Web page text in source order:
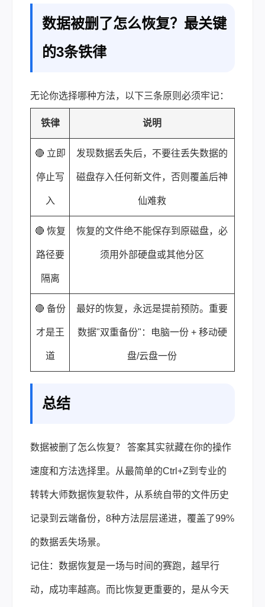
数据被删了怎么恢复？最关键
的3条铁律
无论你选择哪种方法，以下三条原则必须牢记：
铁律 说明
🔴 立即
停止写
入
发现数据丢失后，不要往丢失数据的
磁盘存入任何新文件，否则覆盖后神
仙难救
🔴 恢复
路径要
隔离
恢复的文件绝不能保存到原磁盘，必
须用外部硬盘或其他分区
🔴 备份
才是王
道
最好的恢复，永远是提前预防。重要
数据"双重备份"：电脑一份 + 移动硬
盘/云盘一份
总结
数据被删了怎么恢复？ 答案其实就藏在你的操作
速度和方法选择里。从最简单的Ctrl+Z到专业的
转转大师数据恢复软件，从系统自带的文件历史
记录到云端备份，8种方法层层递进，覆盖了99%
的数据丢失场景。
记住：数据恢复是一场与时间的赛跑，越早行
动，成功率越高。而比恢复更重要的，是从今天